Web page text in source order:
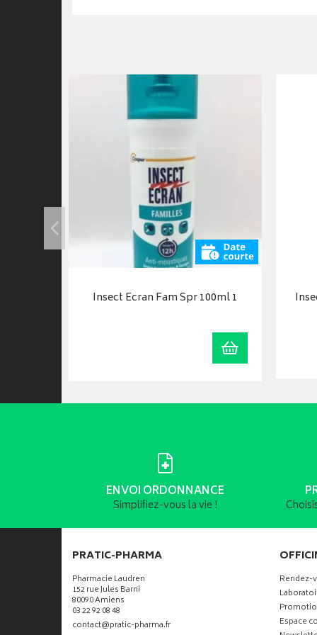
Insect Ecran Fam Spr 100ml 1
Ajouter au
ENVOI ORDONNANCE
Simplifiez-vous la vie !
PRATIC-PHARMA
Pharmacie Laudren
152 rue Jules Barni
80090 Amiens
03 22 92 08 48
contact-
@-
pratic-pharma.fr
Rendez-
Espace